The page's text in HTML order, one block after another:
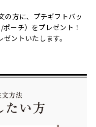
の方に、プチギフトバッ
ーチ）をプレゼント！
ントいたします。